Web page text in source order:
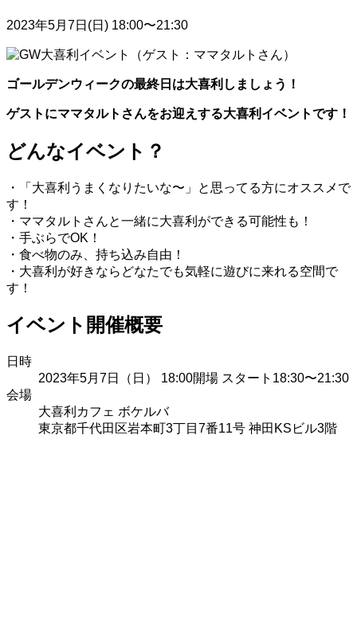
2023年5月7日(日) 18:00〜21:30
ゴールデンウィークの最終日は大喜利しましょう！
ゲストにママタルトさんをお迎えする大喜利イベントです！
どんなイベント？
・「大喜利うまくなりたいな〜」と思ってる方にオススメで
す！
・ママタルトさんと一緒に大喜利ができる可能性も！
・手ぶらでOK！
・食べ物のみ、持ち込み自由！
・大喜利が好きならどなたでも気軽に遊びに来れる空間で
す！
イベント開催概要
日時
2023年5月7日（日） 18:00開場 スタート18:30〜21:30
会場
大喜利カフェ ボケルバ
東京都千代田区岩本町3丁目7番11号 神田KSビル3階